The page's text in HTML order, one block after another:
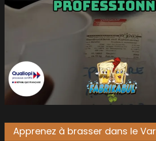
Apprenez à brasser dans le Var